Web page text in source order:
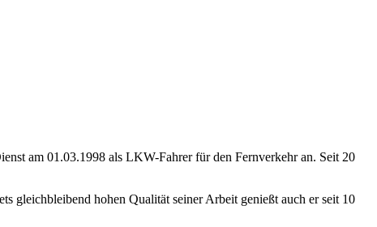
am 01.03.1998 als LKW-Fahrer für den Fernverkehr an. Seit 20
gleichbleibend hohen Qualität seiner Arbeit genießt auch er seit 10